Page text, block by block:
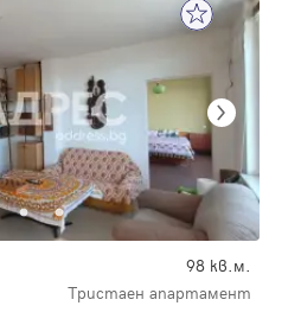
98 кв.м.
Тристаен апартамент